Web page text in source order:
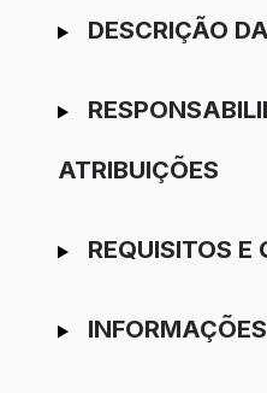
Ir para candidatura
DESCRIÇÃO
ATRIBUIÇÕES
REQUISITOS E